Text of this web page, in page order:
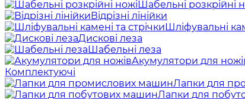
Шабельні розкрійні
Відрізні лінійки
Шліфувальні
Дискові леза
Шабельні леза
Акумулятори для
Комплектуючі
Лапки для
Лапки для